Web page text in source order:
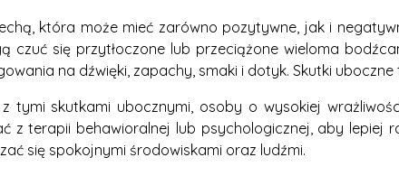
która może mieć zarówno pozytywne, jak i
czuć się przytłoczone lub przeciążone wieloma
na dźwięki, zapachy, smaki i dotyk. Skutki
tymi skutkami ubocznymi, osoby o wysokiej
z terapii behawioralnej lub psychologicznej, aby lepiej
się spokojnymi środowiskami oraz ludźmi.